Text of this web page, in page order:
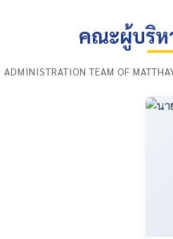
คณะผู้บริห
ADMINISTRATION TEAM OF